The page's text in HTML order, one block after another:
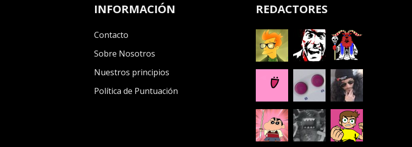
INFORMACIÓN
Contacto
Sobre Nosotros
Nuestros principios
Política de Puntuación
REDACTORES